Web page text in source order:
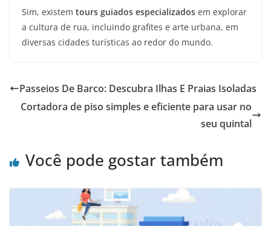
Sim, existem tours guiados especializados em explorar
a cultura de rua, incluindo grafites e arte urbana, em
diversas cidades turísticas ao redor do mundo.
Passeios De Barco: Descubra Ilhas E Praias Isoladas
Cortadora de piso simples e eficiente para usar no
seu quintal
Você pode gostar também